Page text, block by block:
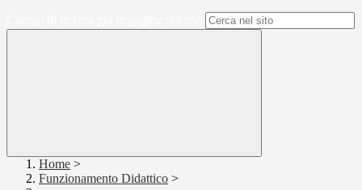
Home >
Funzionamento Didattico >